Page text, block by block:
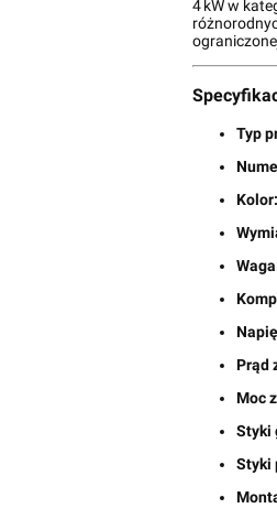
4 kW w
Typ
Kolor:
Prąd
Moc
Styki
Styki